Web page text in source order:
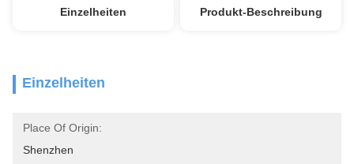
Einzelheiten Produkt-Beschreibung
Einzelheiten
Place Of Origin:
Shenzhen